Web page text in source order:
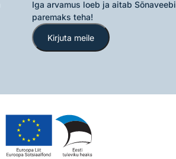
Iga arvamus loeb ja aitab Sõnaveebi
paremaks teha!
Kirjuta meile